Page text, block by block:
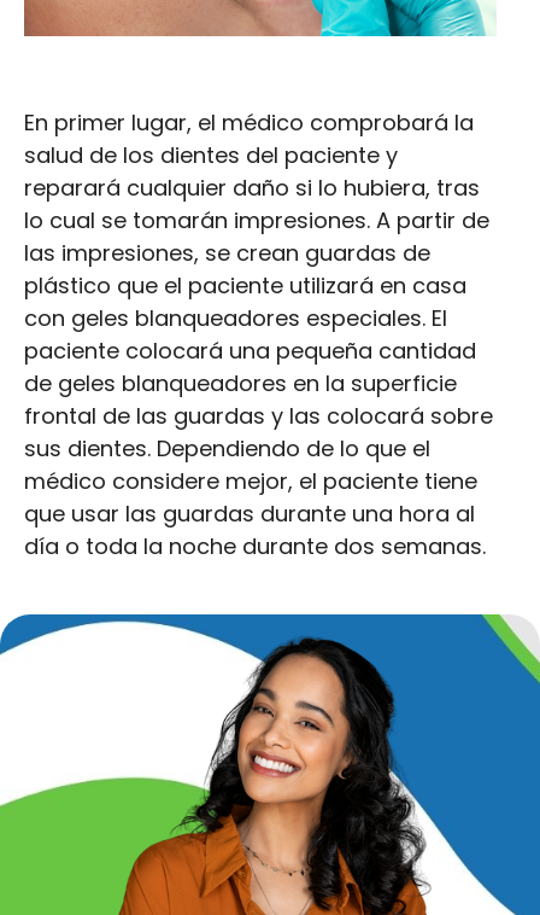
En primer lugar, el médico comprobará la
salud de los dientes del paciente y
reparará cualquier daño si lo hubiera, tras
lo cual se tomarán impresiones. A partir de
las impresiones, se crean guardas de
plástico que el paciente utilizará en casa
con geles blanqueadores especiales. El
paciente colocará una pequeña cantidad
de geles blanqueadores en la superficie
frontal de las guardas y las colocará sobre
sus dientes. Dependiendo de lo que el
médico considere mejor, el paciente tiene
que usar las guardas durante una hora al
día o toda la noche durante dos semanas.